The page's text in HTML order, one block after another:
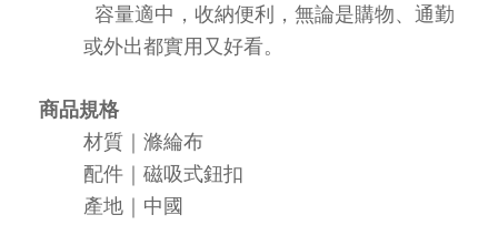
容量適中，收納便利，無論是購物、通勤
或外出都實用又好看。
商品規格
材質｜滌綸布
配件 ｜ 磁吸式鈕扣
產地｜中國